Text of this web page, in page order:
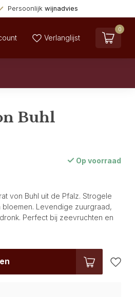
Persoonlijk wijnadvies
Verlanglijst
0
Buhl
Op voorraad
von Buhl uit de Pfalz. Strogele
bloemen. Levendige zuurgraad,
Perfect bij zeevruchten en